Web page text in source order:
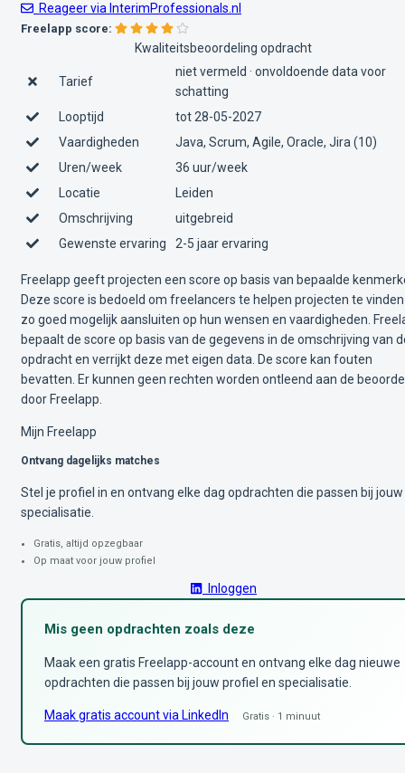
Reageer via InterimProfessionals.nl
Freelapp score:
Kwaliteitsbeoordeling opdracht
Tarief
niet vermeld · onvoldoende data voor
schatting
Looptijd
tot 28-05-2027
Vaardigheden
Java, Scrum, Agile, Oracle, Jira (10)
Uren/week
36 uur/week
Locatie
Leiden
Omschrijving
uitgebreid
Gewenste ervaring
2-5 jaar ervaring
Freelapp geeft projecten een score op basis van bepaalde
Deze score is bedoeld om freelancers te helpen projecten te
zo goed mogelijk aansluiten op hun wensen en vaardigheden.
bepaalt de score op basis van de gegevens in de omschrijving van
opdracht en verrijkt deze met eigen data. De score kan fouten
bevatten. Er kunnen geen rechten worden ontleend aan de
door Freelapp.
Mijn Freelapp
Ontvang dagelijks matches
Stel je profiel in en ontvang elke dag opdrachten die passen bij jouw
specialisatie.
Gratis, altijd opzegbaar
Op maat voor jouw profiel
Inloggen
Mis geen opdrachten zoals deze
Maak een gratis Freelapp-account en ontvang elke dag nieuwe
opdrachten die passen bij jouw profiel en specialisatie.
Maak gratis account via LinkedIn Gratis · 1 minuut